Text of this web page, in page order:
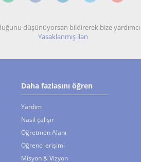
düşünüyorsan bildirerek bize
Yasaklanmış ilan
Daha fazlasını öğren
Yardım
Nasıl çalışır
Öğretmen Alanı
Öğrenci erişimi
Misyon & Vizyon